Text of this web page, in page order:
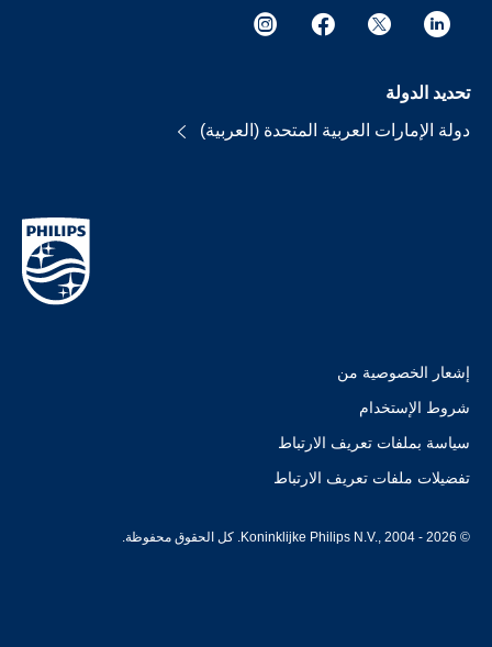
تحديد الدولة
دولة الإمارات العربية المتحدة (العربية)
إشعار الخصوصية من
شروط الإستخدام
سياسة بملفات تعريف الارتباط
تفضيلات ملفات تعريف الارتباط
© Koninklijke Philips N.V., 2004 - 2026. كل الحقوق محفوظة.